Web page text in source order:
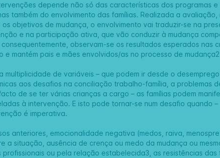
depende não só das características dos programas
também do envolvimento das famílias. Realizada a
objetivos de mudança, o envolvimento vai traduzir-se na
e na participação ativa, que vão conduzir à mudança
observam-se os resultados esperados nas
e mantém pais e mães envolvidos/as no processo de
multiplicidade de variáveis – que podem ir desde o
aos desafios na conciliação trabalho-família, a problemas
de se ter várias crianças a cargo – as famílias podem
à intervenção. E isto pode tornar-se num desafio quando
é imperativa.
anteriores, emocionalidade negativa (medos, raiva,
a situação, ausência de crença ou medo da mudança ou
ou pela relação estabelecida3, as resistências das